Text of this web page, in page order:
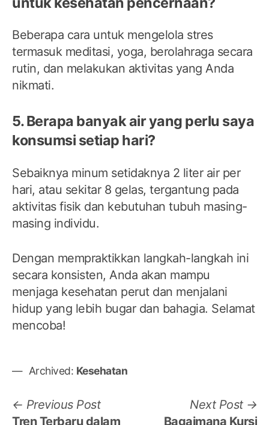
Beberapa cara untuk mengelola stres
termasuk meditasi, yoga, berolahraga secara
rutin, dan melakukan aktivitas yang Anda
nikmati.
5. Berapa banyak air yang perlu saya
konsumsi setiap hari?
Sebaiknya minum setidaknya 2 liter air per
hari, atau sekitar 8 gelas, tergantung pada
aktivitas fisik dan kebutuhan tubuh masing-
masing individu.
Dengan mempraktikkan langkah-langkah ini
secara konsisten, Anda akan mampu
menjaga kesehatan perut dan menjalani
hidup yang lebih bugar dan bahagia. Selamat
mencoba!
Archived: Kesehatan
Post
Previous PostPrevious
post:
Tren Terbaru dalam
Next Post
Bagaimana Kursi